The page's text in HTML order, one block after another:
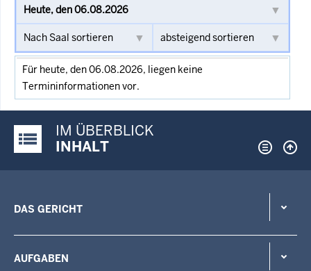
Für heute, den 06.08.2026, liegen keine
Termininformationen vor.
Justiz-Portal im Überblick:
IM ÜBERBLICK
INHALT
DAS GERICHT
AUFGABEN